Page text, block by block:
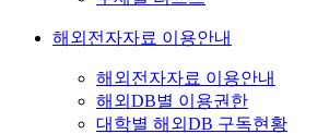
해외전자자료 이용안내
해외전자자료 이용안내
해외DB별 이용권한
대학별 해외DB 구독현황